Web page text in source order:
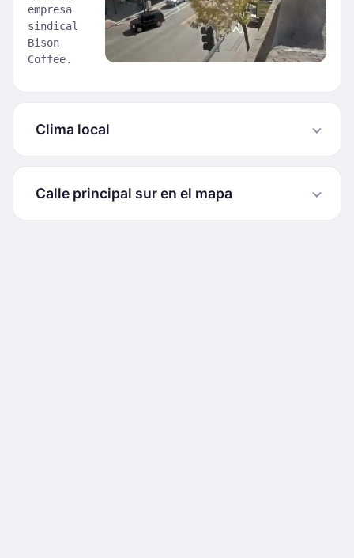
empresa
sindical
Bison
Coffee.
Clima local
Calle principal sur en el mapa